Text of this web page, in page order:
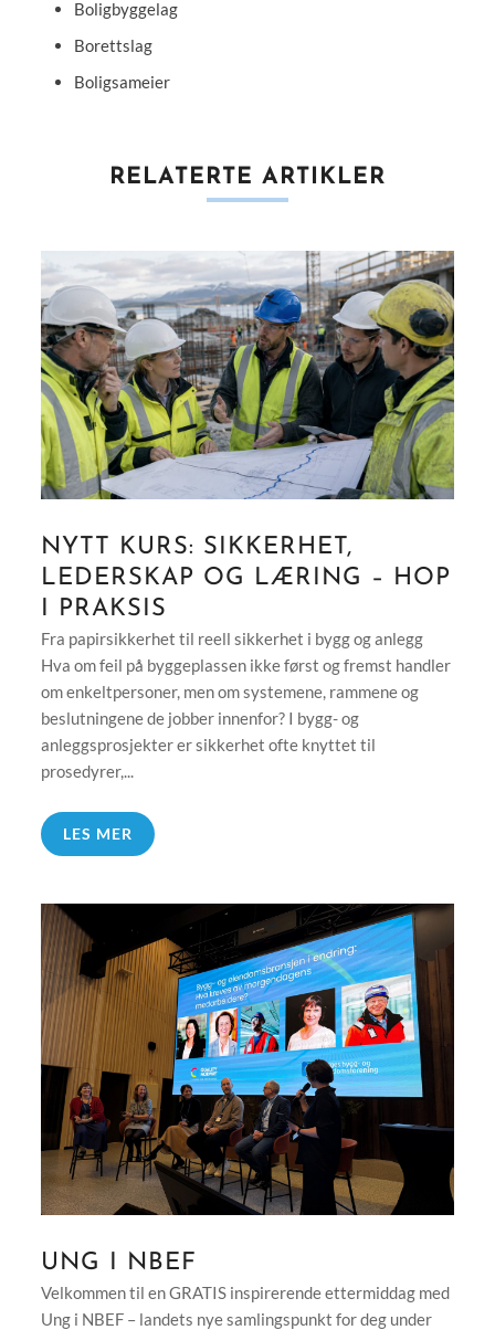
Boligbyggelag
Borettslag
Boligsameier
RELATERTE ARTIKLER
NYTT KURS: SIKKERHET,
LEDERSKAP OG LÆRING – HOP
I PRAKSIS
Fra papirsikkerhet til reell sikkerhet i bygg og anlegg
Hva om feil på byggeplassen ikke først og fremst handler
om enkeltpersoner, men om systemene, rammene og
beslutningene de jobber innenfor? I bygg- og
anleggsprosjekter er sikkerhet ofte knyttet til
prosedyrer,...
LES MER
UNG I NBEF
Velkommen til en GRATIS inspirerende ettermiddag med
Ung i NBEF – landets nye samlingspunkt for deg under